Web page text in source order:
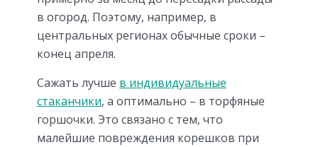
в огород. Поэтому, например, в
центральных регионах обычные сроки –
конец апреля.
Сажать лучше в индивидуальные
стаканчики, а оптимально – в торфяные
горшочки. Это связано с тем, что
малейшие повреждения корешков при